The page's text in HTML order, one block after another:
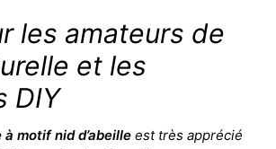
les amateurs de
et les
DIY
à motif nid d’abeille est très apprécié